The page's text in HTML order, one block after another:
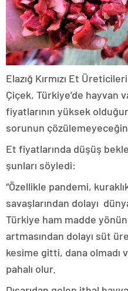
Elazığ Kırmızı Et
Çiçek, Türkiye’de hayvan
fiyatlarının yüksek
sorunun
Et fiyatlarında düşüş
şunları söyledi:
“Özellikle pandemi,
savaşlarından dolayı
Türkiye ham madde
artmasından dolayı süt
kesime gitti, dana olmadı
pahalı olur.